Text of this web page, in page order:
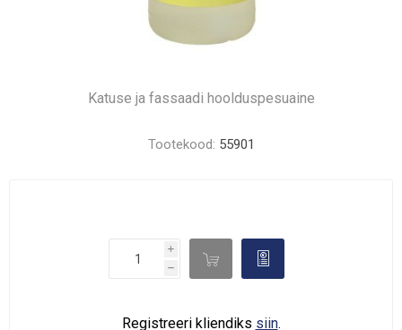
Katuse ja fassaadi hoolduspesuaine
Tootekood: 55901
i
h
d 
Registreeri kliendiks siin.